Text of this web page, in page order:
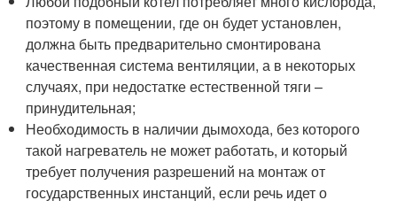
поэтому в помещении, где он будет установлен,
должна быть предварительно смонтирована
качественная система вентиляции, а в некоторых
случаях, при недостатке естественной тяги –
принудительная;
Необходимость в наличии дымохода, без которого
такой нагреватель не может работать, и который
требует получения разрешений на монтаж от
государственных инстанций, если речь идет о